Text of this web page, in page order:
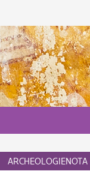
ARCHEOLOGIENOTA